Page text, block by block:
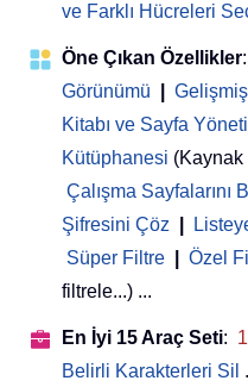
ve Farklı Hücreleri
Öne Çıkan Özellikler:
Görünümü
Kitabı ve Sayfa
Kütüphanesi
Çalışma Sayfalarını
Şifresini Çöz
Süper Filtre
Özel
filtrele...) ...
En İyi 15 Araç Seti:
Belirli Karakterleri Sil